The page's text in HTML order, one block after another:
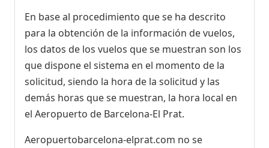
En base al procedimiento que se ha descrito
para la obtención de la información de vuelos,
los datos de los vuelos que se muestran son los
que dispone el sistema en el momento de la
solicitud, siendo la hora de la solicitud y las
demás horas que se muestran, la hora local en
el Aeropuerto de Barcelona-El Prat.
Aeropuertobarcelona-elprat.com no se